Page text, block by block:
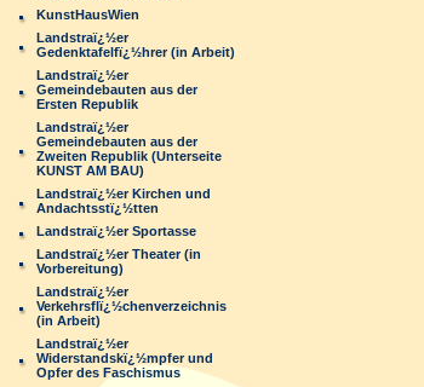
KunstHausWien
Landstraï¿½er
Gedenktafelfï¿½hrer (in Arbeit)
Landstraï¿½er
Gemeindebauten aus der
Ersten Republik
Landstraï¿½er
Gemeindebauten aus der
Zweiten Republik (Unterseite
KUNST AM BAU)
Landstraï¿½er Kirchen und
Andachtsstï¿½tten
Landstraï¿½er Sportasse
Landstraï¿½er Theater (in
Vorbereitung)
Landstraï¿½er
Verkehrsflï¿½chenverzeichnis
(in Arbeit)
Landstraï¿½er
Widerstandskï¿½mpfer und
Opfer des Faschismus